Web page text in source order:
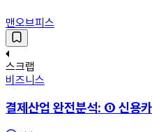
맨오브피스
스크랩
비즈니스
결제산업 완전분석: ① 신용